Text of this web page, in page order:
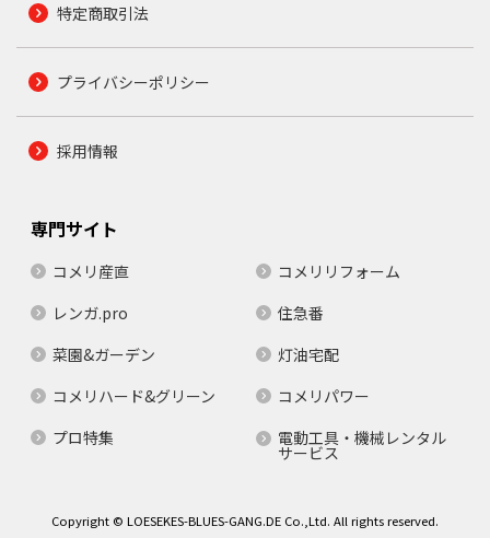
特定商取引法
プライバシーポリシー
採用情報
専門サイト
コメリ産直
コメリリフォーム
レンガ.pro
住急番
菜園&ガーデン
灯油宅配
コメリハード&グリーン
コメリパワー
プロ特集
電動工具・機械レンタル
サービス
Copyright © LOESEKES-BLUES-GANG.DE Co.,Ltd. All rights reserved.